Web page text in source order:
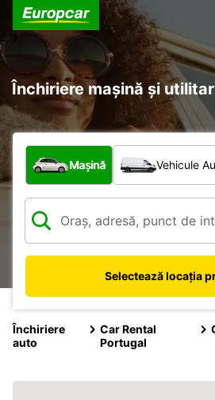
Închiriere mașină și
Ce tip de vehicul?
Mașină Vehicule
Selectează locația
Închiriere
auto
Car Rental
Portugal